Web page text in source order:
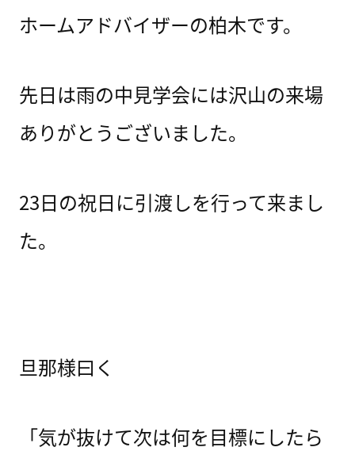
ホームアドバイザーの柏木です。
先日は雨の中見学会には沢山の来場
ありがとうございました。
23日の祝日に引渡しを行って来まし
た。
旦那様曰く
「気が抜けて次は何を目標にしたら